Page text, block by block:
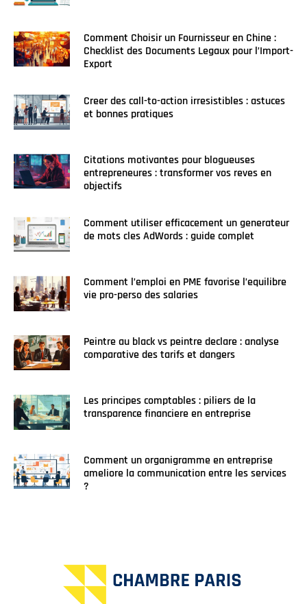
Comment Choisir un Fournisseur en Chine :
Checklist des Documents Legaux pour l’Import-
Export
Creer des call-to-action irresistibles : astuces
et bonnes pratiques
Citations motivantes pour blogueuses
entrepreneures : transformer vos reves en
objectifs
Comment utiliser efficacement un generateur
de mots cles AdWords : guide complet
Comment l’emploi en PME favorise l’equilibre
vie pro-perso des salaries
Peintre au black vs peintre declare : analyse
comparative des tarifs et dangers
Les principes comptables : piliers de la
transparence financiere en entreprise
Comment un organigramme en entreprise
ameliore la communication entre les services
?